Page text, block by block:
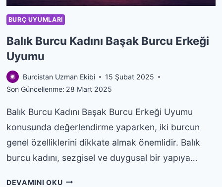
BURÇ UYUMLARI
Balık Burcu Kadını Başak Burcu Erkeği
Uyumu
Burcistan Uzman Ekibi
15 Şubat 2025
Son Güncellenme: 28 Mart 2025
Balık Burcu Kadını Başak Burcu Erkeği Uyumu
konusunda değerlendirme yaparken, iki burcun
genel özelliklerini dikkate almak önemlidir. Balık
burcu kadını, sezgisel ve duygusal bir yapıya…
DEVAMINI OKUBALIK